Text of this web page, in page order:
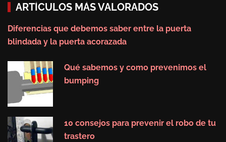
ARTÍCULOS MÁS VALORADOS
Diferencias que debemos saber entre la puerta
blindada y la puerta acorazada
Qué sabemos y como prevenimos el
bumping
10 consejos para prevenir el robo de tu
trastero